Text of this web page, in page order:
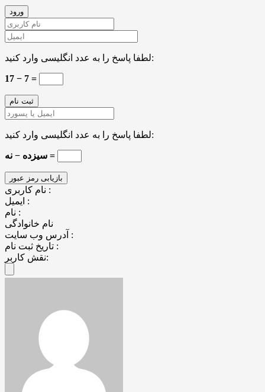
لطفا پاسخ را به عدد انگلیسی وارد کنید:
17 − 7 =
لطفا پاسخ را به عدد انگلیسی وارد کنید:
سیزده − نه =
نام کاربری :
ایمیل :
نام :
نام خانوادگی
آدرس وب سایت :
تاریخ ثبت نام :
نقش کاربر: